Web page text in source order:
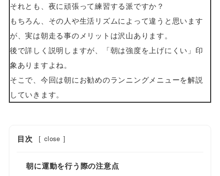
それとも、夜に頑張って練習する派ですか？
もちろん、その人や生活リズムによって違うと思います
が、実は朝走る事のメリットは沢山あります。
後で詳しく説明しますが、「朝は強度を上げにくい」印
象ありますよね。
そこで、今回は朝にお勧めのランニングメニューを解説
していきます。
目次 [ close ]
朝に運動を行う際の注意点